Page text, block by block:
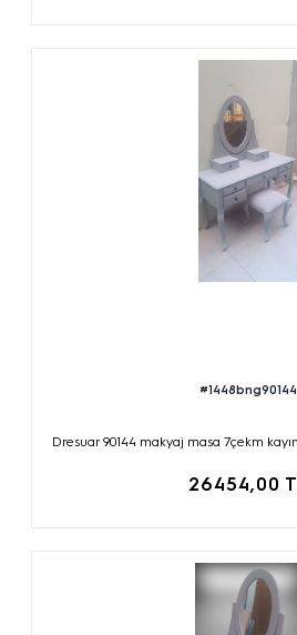
#1448bng90144
Dresuar 90144 makyaj masa 7çekm
26454,00